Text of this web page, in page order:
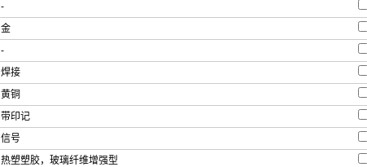
-
金
-
焊接
黄铜
带印记
信号
热塑塑胶，玻璃纤维增强型